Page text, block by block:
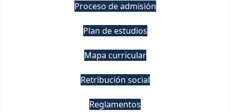
Proceso de admisión
Plan de estudios
Mapa curricular
Retribución social
Reglamentos